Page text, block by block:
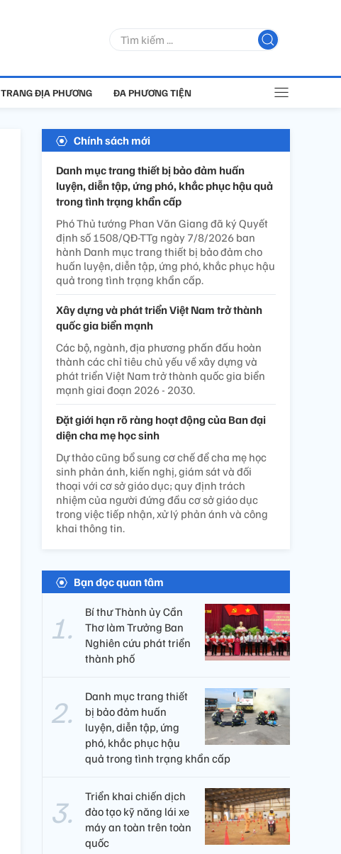
TRANG ĐỊA PHƯƠNG ĐA PHƯƠNG TIỆN
Chính sách mới
Danh mục trang thiết bị bảo đảm huấn
luyện, diễn tập, ứng phó, khắc phục hậu quả
trong tình trạng khẩn cấp
Phó Thủ tướng Phan Văn Giang đã ký Quyết
định số 1508/QĐ-TTg ngày 7/8/2026 ban
hành Danh mục trang thiết bị bảo đảm cho
huấn luyện, diễn tập, ứng phó, khắc phục hậu
quả trong tình trạng khẩn cấp.
Xây dựng và phát triển Việt Nam trở thành
quốc gia biển mạnh
Các bộ, ngành, địa phương phấn đấu hoàn
thành các chỉ tiêu chủ yếu về xây dựng và
phát triển Việt Nam trở thành quốc gia biển
mạnh giai đoạn 2026 - 2030.
Đặt giới hạn rõ ràng hoạt động của Ban đại
diện cha mẹ học sinh
Dự thảo cũng bổ sung cơ chế để cha mẹ học
sinh phản ánh, kiến nghị, giám sát và đối
thoại với cơ sở giáo dục; quy định trách
nhiệm của người đứng đầu cơ sở giáo dục
trong việc tiếp nhận, xử lý phản ánh và công
khai thông tin.
Bạn đọc quan tâm
Bí thư Thành ủy Cần
Thơ làm Trưởng Ban
Nghiên cứu phát triển
thành phố
Danh mục trang thiết
bị bảo đảm huấn
luyện, diễn tập, ứng
phó, khắc phục hậu
quả trong tình trạng khẩn cấp
Triển khai chiến dịch
đào tạo kỹ năng lái xe
máy an toàn trên toàn
quốc